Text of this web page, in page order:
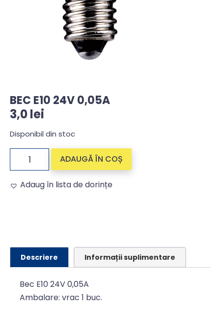
BEC E10 24V 0,05A
3,0lei
Disponibil din stoc
ADAUGĂ ÎN COȘ
Adaug în lista de dorințe
Descriere Informații suplimentare
Bec E10 24V 0,05A
Ambalare: vrac 1 buc.